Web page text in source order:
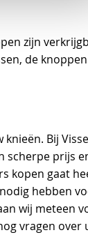
zijn
de
Bij
scherpe prijs
kopen gaat
hebben
wij meteen
vragen over